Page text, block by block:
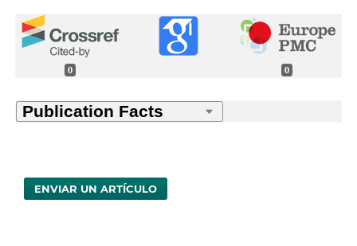
0 0
ENVIAR UN ARTÍCULO